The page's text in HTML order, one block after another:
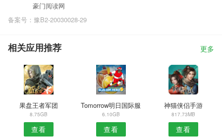
豪门阅读网
备案号：豫B2-20030028-29
相关应用推荐 更多
果盘王者军团
8.75GB
查看
Tomorrow明日国际服
6.10GB
查看
神猫侠侣手游
817.73MB
查看